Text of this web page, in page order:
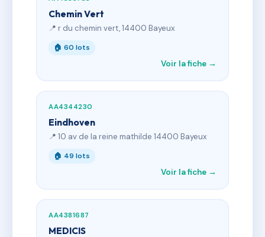
Chemin Vert
📍 r du chemin vert, 14400 Bayeux
🏠 60 lots
Voir la fiche →
AA4344230
Eindhoven
📍 10 av de la reine mathilde 14400 Bayeux
🏠 49 lots
Voir la fiche →
AA4381687
MEDICIS